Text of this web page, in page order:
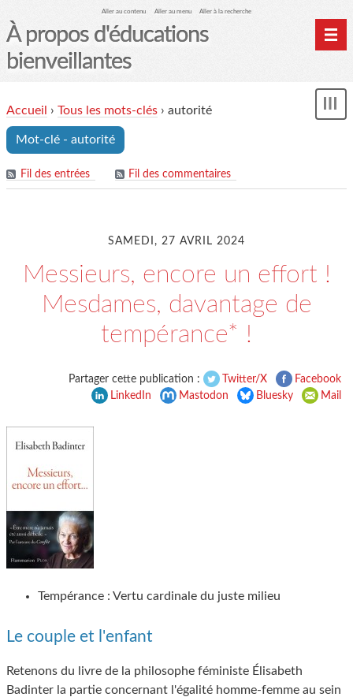
Aller au contenu Aller au menu Aller à la recherche
À propos d'éducations
bienveillantes
Archives
Mon monde du cheval
Accueil › Tous les mots-clés › autorité
Mot-clé - autorité
Fil des entrées Fil des commentaires
SAMEDI, 27 AVRIL 2024
Messieurs, encore un effort !
Mesdames, davantage de
tempérance* !
Partager cette publication : Twitter/X
Facebook
LinkedIn
Mastodon Bluesky Mail
Tempérance : Vertu cardinale du juste milieu
Le couple et l'enfant
Retenons du livre de la philosophe féministe Élisabeth
Badinter la partie concernant l'égalité homme-femme au sein